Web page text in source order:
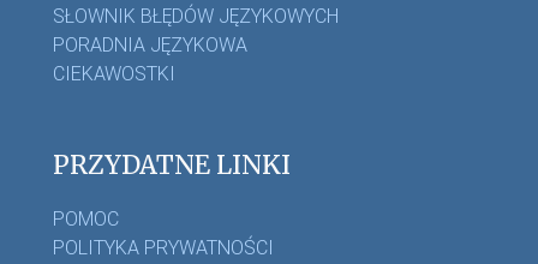
SŁOWNIK BŁĘDÓW JĘZYKOWYCH
PORADNIA JĘZYKOWA
CIEKAWOSTKI
PRZYDATNE LINKI
POMOC
POLITYKA PRYWATNOŚCI